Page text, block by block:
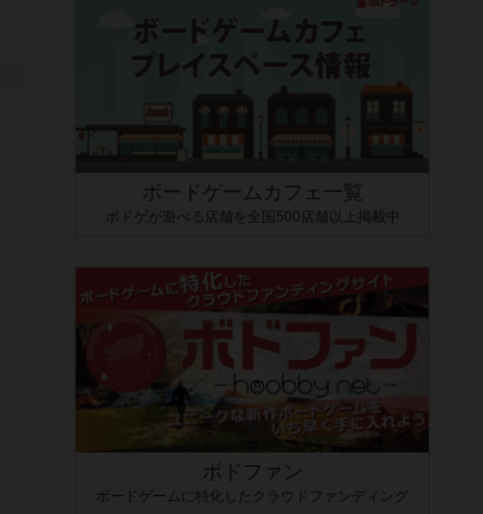
ボードゲームカフェ一覧
ボドゲが遊べる店舗を全国500店舗以上掲載中
ボドファン
ボードゲームに特化したクラウドファンディング